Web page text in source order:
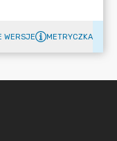
WERSJE METRYCZKA